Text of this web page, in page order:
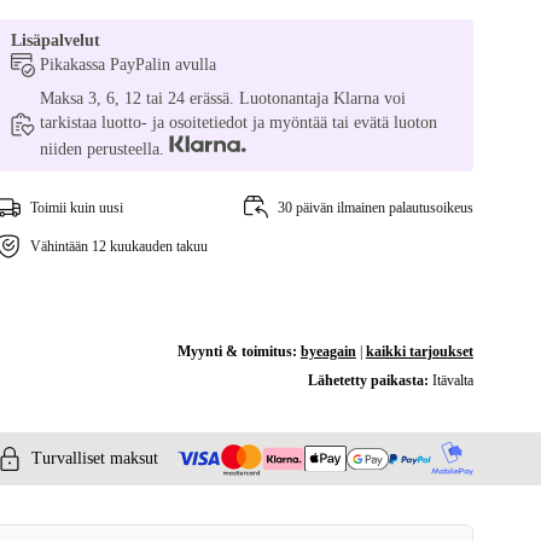
Lisäpalvelut
Pikakassa PayPalin avulla
Maksa 3, 6, 12 tai 24 erässä. Luotonantaja Klarna voi
tarkistaa luotto- ja osoitetiedot ja myöntää tai evätä luoton
niiden perusteella.
Toimii kuin uusi 30 päivän ilmainen palautusoikeus
Vähintään 12 kuukauden takuu
Myynti & toimitus: byeagain| kaikki tarjoukset
Lähetetty paikasta: Itävalta
Turvalliset maksut